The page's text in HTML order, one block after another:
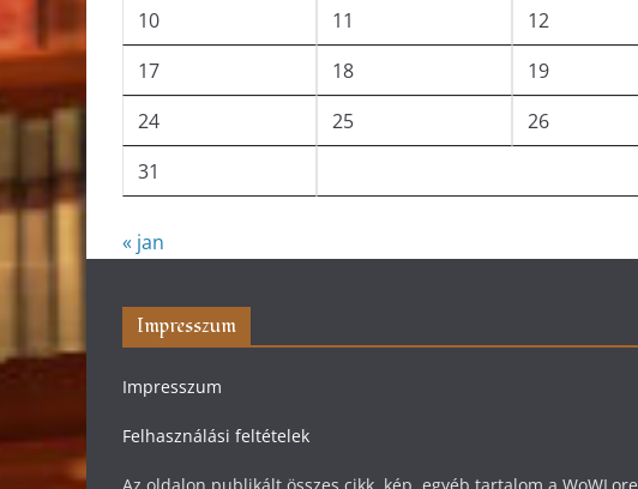
10
11 12
17
18 19
24
25 26
31
« jan
Impresszum
Impresszum
Felhasználási feltételek